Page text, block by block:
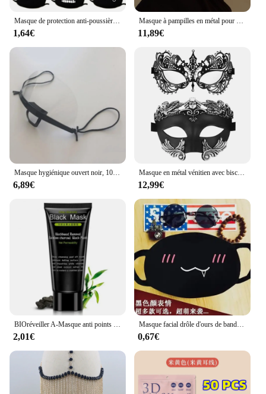
Masque de protection anti-poussière pour Kpop, masques buccaux en coton noir, masque d'anime de dessin animé, masque d'Halloween d'hiver, masque anti-pollution
1,64€
Masque à pampilles en métal pour patients indiens, décoration de visage JOMasTim ade, bijoux punk, fête, bijoux de visage sexy pour femmes, cadeau de Noël
11,89€
Masque hygiénique ouvert noir, 10 pièces, pour Protection complète du visage, camion alimentaire, maquillage, travail en plastique, Protection buccale
6,89€
Masque en métal vénitien avec biscuits incrustés pour couple, mastim ade, carnaval, costume de fête d'Halloween, bijoux mystérieux, 2024
12,99€
2,01€
Masque facial drôle d'ours de bande dessinée, masque de gril d'anime de Kpop, lavable et réutilisable, noir
0,67€